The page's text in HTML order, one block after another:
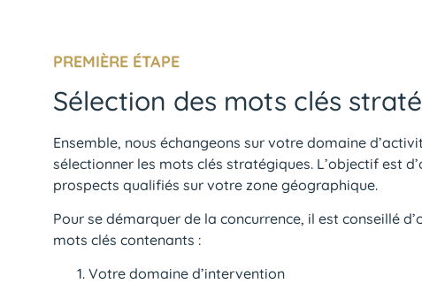
PREMIÈRE ÉTAPE
Sélection des mots clés
Ensemble, nous échangeons sur votre domaine
sélectionner les mots clés stratégiques. L’objectif est
prospects qualifiés sur votre zone géographique.
Pour se démarquer de la concurrence, il est conseillé
mots clés contenants :
Votre domaine d’intervention